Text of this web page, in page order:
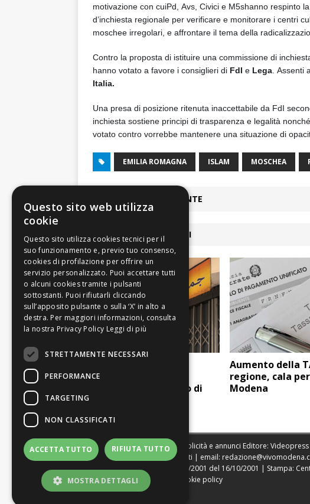
motivazione con cuiPd, Avs, Civici e M5shanno respinto
d’inchiesta regionale per verificare e monitorare i centri
moschee irregolari, e affrontare il tema della
Contro la proposta di istituire una commissione di
hanno votato a favore i consiglieri di FdI e Lega .
Italia.
Una presa di posizione ritenuta inaccettabile da FdI
inchiesta sostiene principi di trasparenza e legalità
votato contro vorrebbe mantenere una situazione di
EMILIA ROMAGNA ISLAM MOSCHEA
ARTICOLO PRECEDENTE
ARTICOLI COLLEGATI
segnalazioni della
presenza di un luogo di
Aumento della
regione, cala
Modena
Sede legale, Redazione, pubblicità e annunci Editore:
Direttore Resp. Giovanni Botti | email:
Tribunale di Modena n. 1604/2001 del 16/10/2001 | Stampa:
|Web Agency Modena Cookie policy
|Privacy policy
Questo sito web utilizza
cookie
Leggi di più
STRETTAMENTE NECESSARI
PERFORMANCE
TARGETING
NON CLASSIFICATI
ACCETTA TUTTO RIFIUTA TUTTO
MOSTRA DETTAGLI